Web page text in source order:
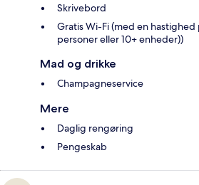
Skrivebord
Gratis Wi-Fi (med en
personer eller 10+ enheder))
Mad og drikke
Champagneservice
Mere
Daglig rengøring
Pengeskab